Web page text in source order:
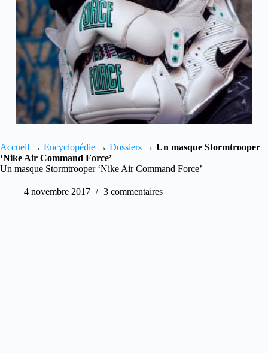
Accueil → Encyclopédie → Dossiers → Un masque Stormtrooper
‘Nike Air Command Force’
Un masque Stormtrooper ‘Nike Air Command Force’
4 novembre 2017 3 commentaires